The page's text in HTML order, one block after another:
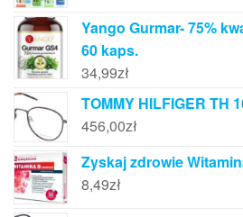
Yango Gurmar- 75%
60 kaps.
34,99zł
TOMMY HILFIGER TH
456,00zł
Zyskaj zdrowie
8,49zł